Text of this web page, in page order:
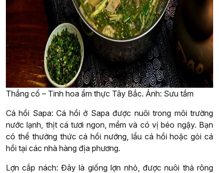
Thắng cố – Tinh hoa ẩm thực Tây Bắc. Ảnh: Sưu tầm
Cá hồi Sapa: Cá hồi ở Sapa được nuôi trong môi trường
nước lạnh, thịt cá tươi ngon, mềm và có vị béo ngậy. Bạn
có thể thưởng thức cá hồi nướng, lẩu cá hồi hoặc gỏi cá
hồi tại các nhà hàng địa phương.
Lợn cắp nách: Đây là giống lợn nhỏ, được nuôi thả rông